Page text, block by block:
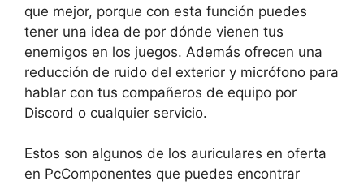
que mejor, porque con esta función puedes
tener una idea de por dónde vienen tus
enemigos en los juegos. Además ofrecen una
reducción de ruido del exterior y micrófono para
hablar con tus compañeros de equipo por
Discord o cualquier servicio.
Estos son algunos de los auriculares en oferta
en PcComponentes que puedes encontrar